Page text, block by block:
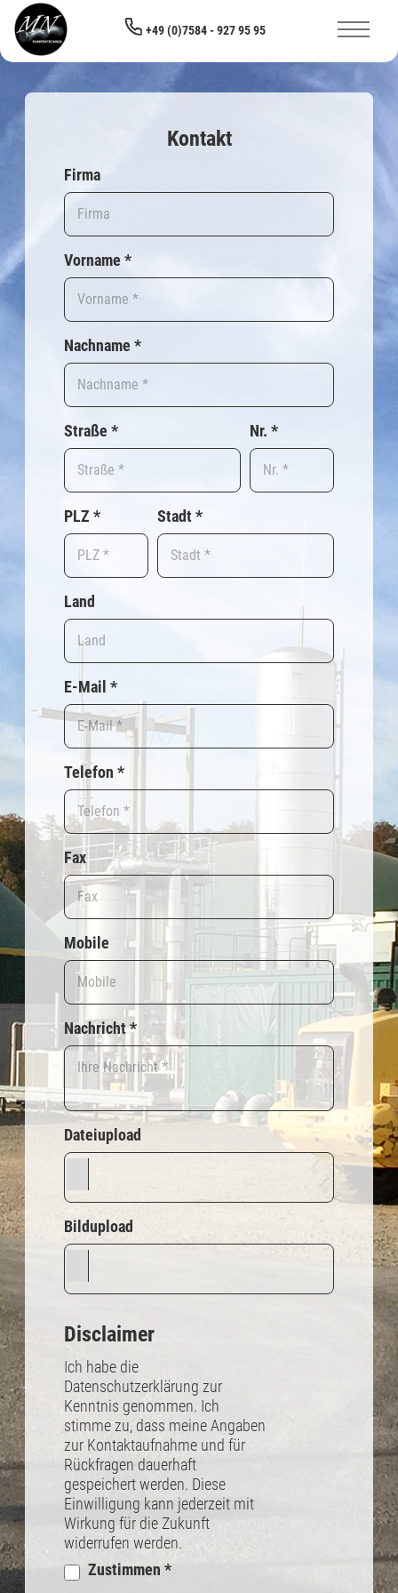
Skip to main content
+49 (0)7584 - 927 95 95
Kontakt
Firma
Vorname *
Nachname *
Straße * Nr.*
PLZ * Stadt*
Land
E-Mail *
Telefon *
Fax
Mobile
Nachricht*
Dateiupload
Bildupload
Disclaimer
Ich habe die
Datenschutzerklärung zur
Kenntnis genommen. Ich
stimme zu, dass meine Angaben
zur Kontaktaufnahme und für
Rückfragen dauerhaft
gespeichert werden. Diese
Einwilligung kann jederzeit mit
Wirkung für die Zukunft
widerrufen werden.
Zustimmen *